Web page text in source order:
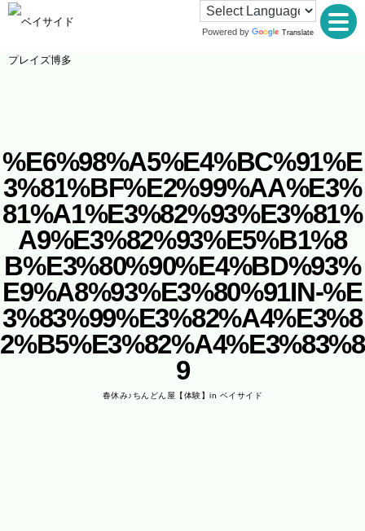
Powered by Translate
%E6%98%A5%E4%BC%91%E
3%81%BF%E2%99%AA%E3%
81%A1%E3%82%93%E3%81%
A9%E3%82%93%E5%B1%8
B%E3%80%90%E4%BD%93%
E9%A8%93%E3%80%91IN-%E
3%83%99%E3%82%A4%E3%8
2%B5%E3%82%A4%E3%83%8
9
春休み♪ちんどん屋【体験】in ベイサイド